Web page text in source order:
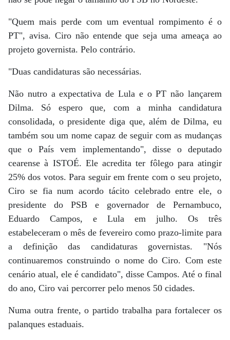
"Quem mais perde com um eventual rompimento é o
PT", avisa. Ciro não entende que seja uma ameaça ao
projeto governista. Pelo contrário.
"Duas candidaturas são necessárias.
Não nutro a expectativa de Lula e o PT não lançarem
Dilma. Só espero que, com a minha candidatura
consolidada, o presidente diga que, além de Dilma, eu
também sou um nome capaz de seguir com as mudanças
que o País vem implementando", disse o deputado
cearense à ISTOÉ. Ele acredita ter fôlego para atingir
25% dos votos. Para seguir em frente com o seu projeto,
Ciro se fia num acordo tácito celebrado entre ele, o
presidente do PSB e governador de Pernambuco,
Eduardo Campos, e Lula em julho. Os três
estabeleceram o mês de fevereiro como prazo-limite para
a definição das candidaturas governistas. "Nós
continuaremos construindo o nome do Ciro. Com este
cenário atual, ele é candidato", disse Campos. Até o final
do ano, Ciro vai percorrer pelo menos 50 cidades.
Numa outra frente, o partido trabalha para fortalecer os
palanques estaduais.